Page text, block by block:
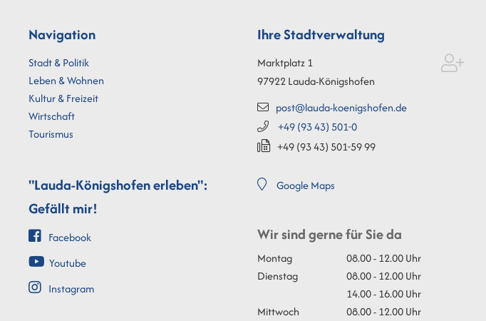
Navigation
Stadt & Politik
Leben & Wohnen
Kultur & Freizeit
Wirtschaft
Tourismus
"Lauda-Königshofen erleben":
Gefällt mir!
Facebook
Youtube
Instagram
Ihre Stadtverwaltung
Marktplatz 1
97922Lauda-Königshofen
post@lauda-koenigshofen.de
+49 (9343) 501-0
+49 (9343) 501-5999
Google Maps
Wir sind gerne für Sie da
Montag
08.00 - 12.00 Uhr
Dienstag
08.00 - 12.00 Uhr
14.00 - 16.00 Uhr
Mittwoch
08.00 - 12.00 Uhr